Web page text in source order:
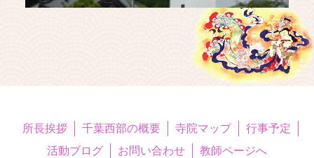
所長挨拶 千葉西部の概要 寺院マップ
行事予定
活動ブログ
お問い合わせ 教師ページへ